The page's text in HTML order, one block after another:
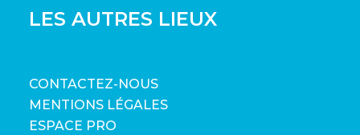
LES AUTRES LIEUX
CONTACTEZ-NOUS
MENTIONS LÉGALES
ESPACE PRO